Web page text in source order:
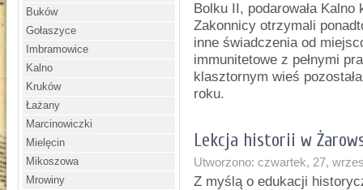
Buków
Gołaszyce
Imbramowice
Kalno
Kruków
Łażany
Marcinowiczki
Mielęcin
Mikoszowa
Mrowiny
Bolku II, podarowała
Zakonnicy otrzymali
inne świadczenia od
immunitetowe z pełnymi
klasztornym wieś
roku.
Lekcja historii w
Utworzono: czwartek, 27,
Z myślą o edukacji